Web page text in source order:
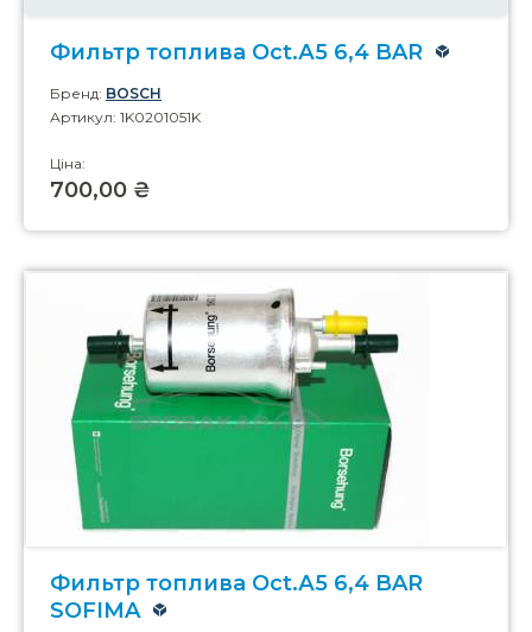
Фильтр топлива Oct.А5 6,4 BAR
Бренд: BOSCH
Артикул: 1K0201051K
Ціна:
700,00 ₴
Фильтр топлива Oct.А5 6,4 BAR
SOFIMA